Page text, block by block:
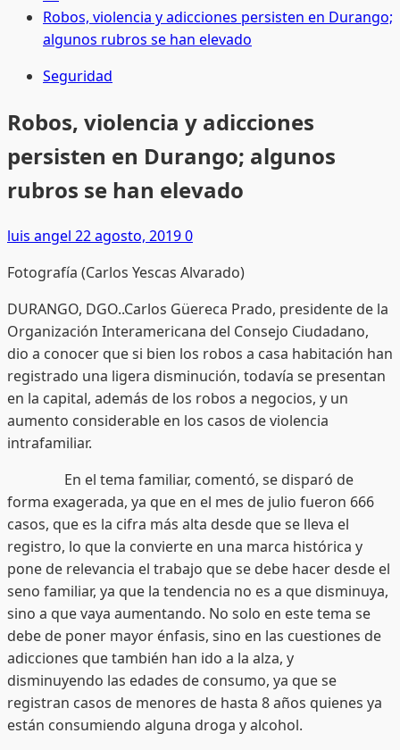
Robos, violencia y adicciones persisten en Durango;
algunos rubros se han elevado
Seguridad
Robos, violencia y adicciones
persisten en Durango; algunos
rubros se han elevado
luis angel 22 agosto, 20190
Fotografía (Carlos Yescas Alvarado)
DURANGO, DGO..Carlos Güereca Prado, presidente de la
Organización Interamericana del Consejo Ciudadano,
dio a conocer que si bien los robos a casa habitación han
registrado una ligera disminución, todavía se presentan
en la capital, además de los robos a negocios, y un
aumento considerable en los casos de violencia
intrafamiliar.
En el tema familiar, comentó, se disparó de
forma exagerada, ya que en el mes de julio fueron 666
casos, que es la cifra más alta desde que se lleva el
registro, lo que la convierte en una marca histórica y
pone de relevancia el trabajo que se debe hacer desde el
seno familiar, ya que la tendencia no es a que disminuya,
sino a que vaya aumentando. No solo en este tema se
debe de poner mayor énfasis, sino en las cuestiones de
adicciones que también han ido a la alza, y
disminuyendo las edades de consumo, ya que se
registran casos de menores de hasta 8 años quienes ya
están consumiendo alguna droga y alcohol.